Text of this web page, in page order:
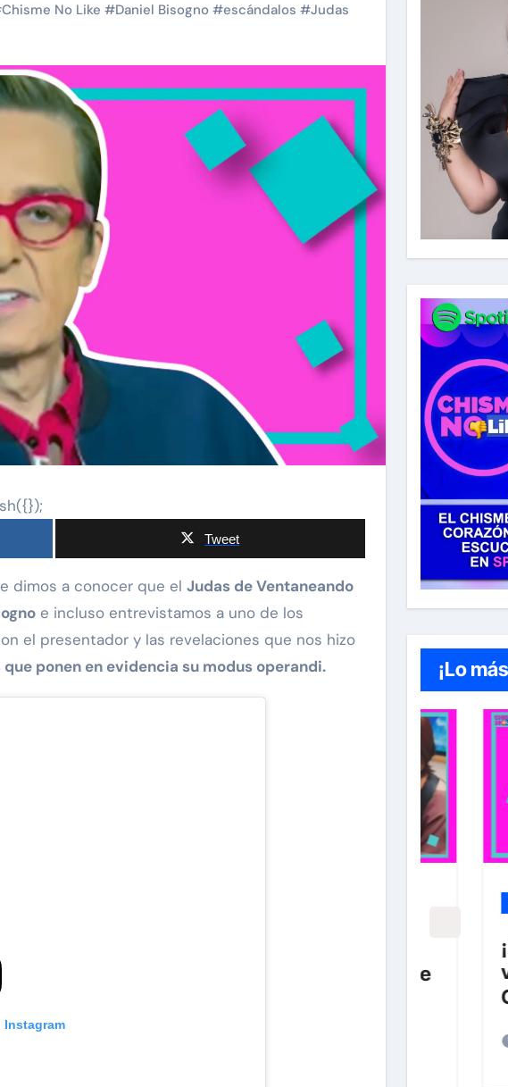
Chisme No Like #Daniel Bisogno #escándalos #Judas
Tweet
dimos a conocer que el Judas de Ventaneando
e incluso entrevistamos a uno de los
el presentador y las revelaciones que nos hizo
ponen en evidencia su modus operandi.
¡Lo
carolina
Nov